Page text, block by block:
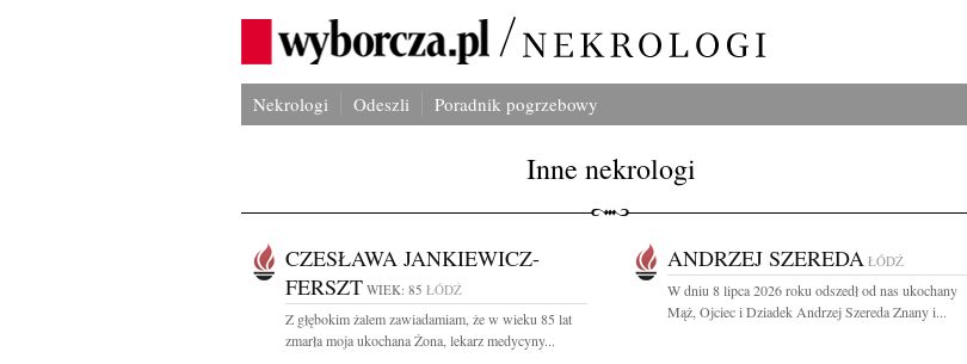
Nekrologi Odeszli Poradnik pogrzebowy
Inne nekrologi
CZESŁAWA JANKIEWICZ-
FERSZT WIEK: 85 ŁÓDŹ
Z głębokim żalem zawiadamiam, że w wieku 85 lat
zmarła moja ukochana Żona, lekarz medycyny...
ANDRZEJ SZEREDA ŁÓDŹ
W dniu 8 lipca 2026 roku odszedł od nas ukochany
Mąż, Ojciec i Dziadek Andrzej Szereda Znany i...